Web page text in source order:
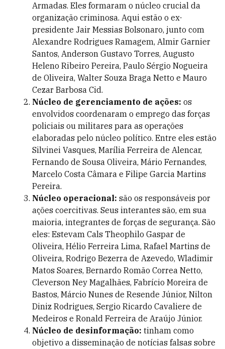
Armadas. Eles formaram o núcleo crucial da
organização criminosa. Aqui estão o ex-
presidente Jair Messias Bolsonaro, junto com
Alexandre Rodrigues Ramagem, Almir Garnier
Santos, Anderson Gustavo Torres, Augusto
Heleno Ribeiro Pereira, Paulo Sérgio Nogueira
de Oliveira, Walter Souza Braga Netto e Mauro
Cezar Barbosa Cid.
Núcleo de gerenciamento de ações: os
envolvidos coordenaram o emprego das forças
policiais ou militares para as operações
elaboradas pelo núcleo político. Entre eles estão
Silvinei Vasques, Marília Ferreira de Alencar,
Fernando de Sousa Oliveira, Mário Fernandes,
Marcelo Costa Câmara e Filipe Garcia Martins
Pereira.
Núcleo operacional: são os responsáveis por
ações coercitivas. Seus interantes são, em sua
maioria, integrantes de forças de segurança. São
eles: Estevam Cals Theophilo Gaspar de
Oliveira, Hélio Ferreira Lima, Rafael Martins de
Oliveira, Rodrigo Bezerra de Azevedo, Wladimir
Matos Soares, Bernardo Romão Correa Netto,
Cleverson Ney Magalhães, Fabrício Moreira de
Bastos, Márcio Nunes de Resende Júnior, Nilton
Diniz Rodrigues, Sergio Ricardo Cavaliere de
Medeiros e Ronald Ferreira de Araújo Júnior.
Núcleo de desinformação: tinham como
objetivo a disseminação de notícias falsas sobre